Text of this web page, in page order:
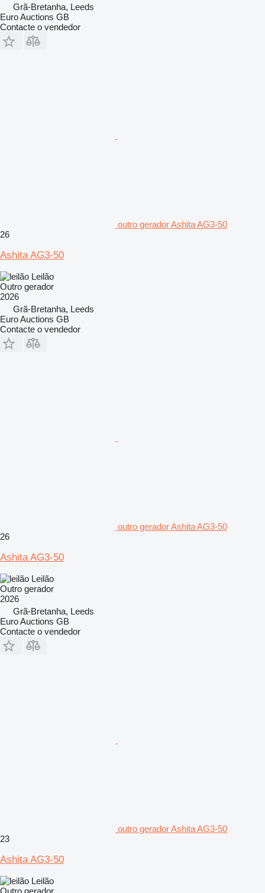
Grã-Bretanha, Leeds
Euro Auctions GB
Contacte o vendedor
outro gerador Ashita AG3-50
26
Ashita AG3-50
Leilão
Outro gerador
2026
Grã-Bretanha, Leeds
Euro Auctions GB
Contacte o vendedor
outro gerador Ashita AG3-50
26
Ashita AG3-50
Leilão
Outro gerador
2026
Grã-Bretanha, Leeds
Euro Auctions GB
Contacte o vendedor
outro gerador Ashita AG3-50
23
Ashita AG3-50
Leilão
Outro gerador